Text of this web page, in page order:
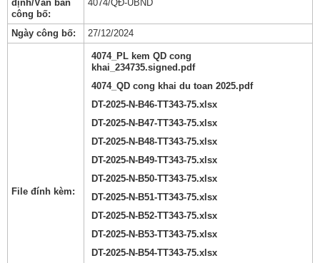
định/Văn bản
công bố:
4074/QĐ-UBND
Ngày công bố: 27/12/2024
File đính kèm:
4074_PL kem QD cong
khai_234735.signed.pdf
4074_QD cong khai du toan 2025.pdf
DT-2025-N-B46-TT343-75.xlsx
DT-2025-N-B47-TT343-75.xlsx
DT-2025-N-B48-TT343-75.xlsx
DT-2025-N-B49-TT343-75.xlsx
DT-2025-N-B50-TT343-75.xlsx
DT-2025-N-B51-TT343-75.xlsx
DT-2025-N-B52-TT343-75.xlsx
DT-2025-N-B53-TT343-75.xlsx
DT-2025-N-B54-TT343-75.xlsx